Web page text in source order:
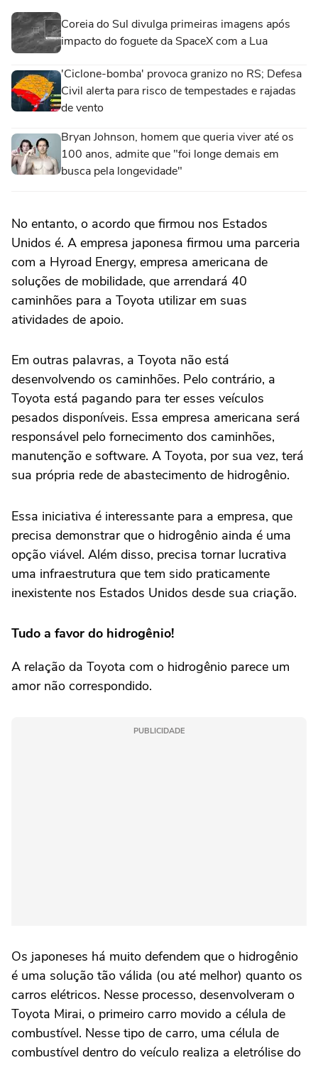
Coreia do Sul divulga primeiras imagens após
impacto do foguete da SpaceX com a Lua
'Ciclone-bomba' provoca granizo no RS; Defesa
Civil alerta para risco de tempestades e rajadas
de vento
Bryan Johnson, homem que queria viver até os
100 anos, admite que "foi longe demais em
busca pela longevidade"
No entanto, o acordo que firmou nos Estados
Unidos é. A empresa japonesa firmou uma parceria
com a Hyroad Energy, empresa americana de
soluções de mobilidade, que arrendará 40
caminhões para a Toyota utilizar em suas
atividades de apoio.
Em outras palavras, a Toyota não está
desenvolvendo os caminhões. Pelo contrário, a
Toyota está pagando para ter esses veículos
pesados disponíveis. Essa empresa americana será
responsável pelo fornecimento dos caminhões,
manutenção e software. A Toyota, por sua vez, terá
sua própria rede de abastecimento de hidrogênio.
Essa iniciativa é interessante para a empresa, que
precisa demonstrar que o hidrogênio ainda é uma
opção viável. Além disso, precisa tornar lucrativa
uma infraestrutura que tem sido praticamente
inexistente nos Estados Unidos desde sua criação.
Tudo a favor do hidrogênio!
A relação da Toyota com o hidrogênio parece um
amor não correspondido.
PUBLICIDADE
Os japoneses há muito defendem que o hidrogênio
é uma solução tão válida (ou até melhor) quanto os
carros elétricos. Nesse processo, desenvolveram o
Toyota Mirai, o primeiro carro movido a célula de
combustível. Nesse tipo de carro, uma célula de
combustível dentro do veículo realiza a eletrólise do